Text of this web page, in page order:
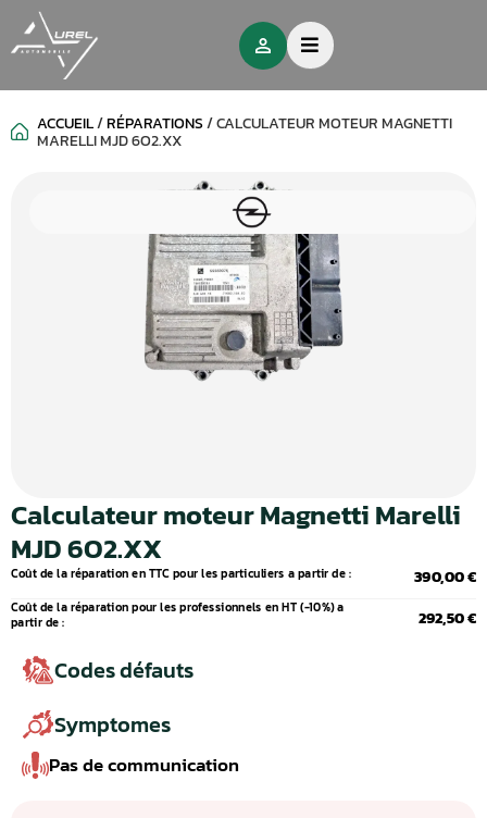
ACCUEIL/RÉPARATIONS/CALCULATEUR MOTEUR MAGNETTI
MARELLI MJD 6O2.XX
Calculateur moteur Magnetti Marelli
MJD 6O2.XX
Coût de la réparation en TTC pour les particuliers a partir de : 390,00 €
Coût de la réparation pour les professionnels en HT (-10%) a
partir de :
292,50 €
Codes défauts
Symptomes
Pas de communication